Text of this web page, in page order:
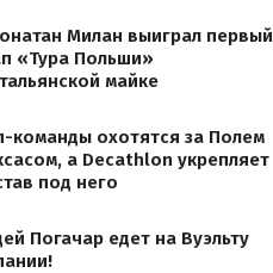
Милан выиграл первый
«Тура Польши»
майке
команды охотятся за Полем
а Decathlon укрепляет
под него
Погачар едет на Вуэльту